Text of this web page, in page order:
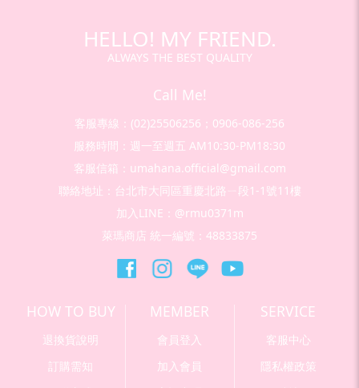
HELLO! MY FRIEND.
ALWAYS THE BEST QUALITY
Call Me!
客服專線：(02)25506256；0906-086-256
服務時間：週一至週五 AM10:30-PM18:30
客服信箱：umahana.official@gmail.com
聯絡地址：台北市大同區重慶北路ㄧ段1-1號11樓
加入LINE：@rmu0371m
萊瑪商店 統一編號：48833875
HOW TO BUY
退換貨說明
訂購需知
MEMBER
會員登入
加入會員
SERVICE
客服中心
隱私權政策